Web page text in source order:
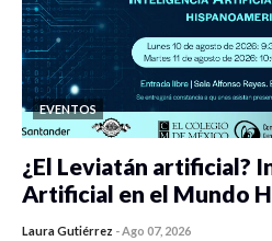
EVENTOS
¿El Leviatán artificial?
Artificial en el Mundo
Laura Gutiérrez -Ago 07, 2026